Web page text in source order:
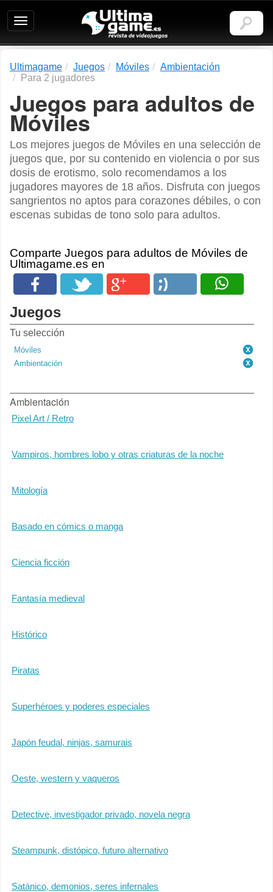
Ultimagame:
Revista
de
Ultimagame Juegos Móviles
Ambientación
Para 2 jugadores
Juegos para adultos de
Móviles
Los mejores juegos de Móviles en una selección de
juegos que, por su contenido en violencia o por sus
dosis de erotismo, solo recomendamos a los
jugadores mayores de 18 años. Disfruta con juegos
sangrientos no aptos para corazones débiles, o con
escenas subidas de tono solo para adultos.
Comparte Juegos para adultos de Móviles de
Ultimagame.es en
Juegos
Tu selección
Móviles
Ambientación
Ambientación
Pixel Art / Retro
Vampiros, hombres lobo y otras criaturas de la noche
Mitología
Basado en cómics o manga
Ciencia ficción
Fantasía medieval
Histórico
Piratas
Superhéroes y poderes especiales
Japón feudal, ninjas, samurais
Oeste, western y vaqueros
Detective, investigador privado, novela negra
Steampunk, distópico, futuro alternativo
Satánico, demonios, seres infernales